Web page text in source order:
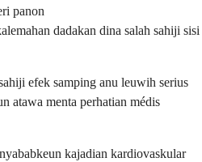
panon
dadakan dina salah sahiji sisi
efek samping anu leuwih serius
atawa menta perhatian médis
kajadian kardiovaskular